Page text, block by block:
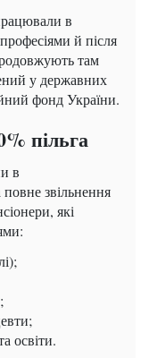
в
й після
там
у державних
фонд України.
пільга
в
звільнення
які
освіти.